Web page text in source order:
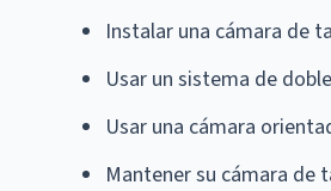
Instalar una cámara de
Usar un sistema de
Usar una cámara
Mantener su cámara de